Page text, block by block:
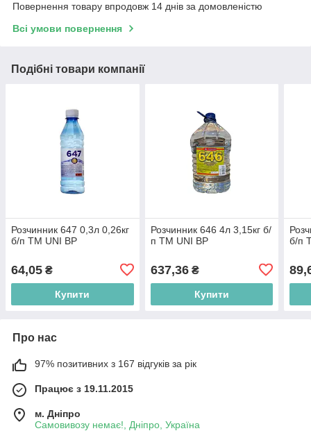
Повернення товару впродовж 14 днів за домовленістю
Всі умови повернення
Подібні товари компанії
Розчинник 647 0,3л 0,26кг
б/п ТМ UNI BP
64,05 ₴
Купити
Розчинник 646 4л 3,15кг б/
п ТМ UNI BP
637,36₴
Купити
б/п
Про нас
97% позитивних з 167 відгуків за рік
Працює з 19.11.2015
м. Дніпро
Самовивозу немає!, Дніпро, Україна